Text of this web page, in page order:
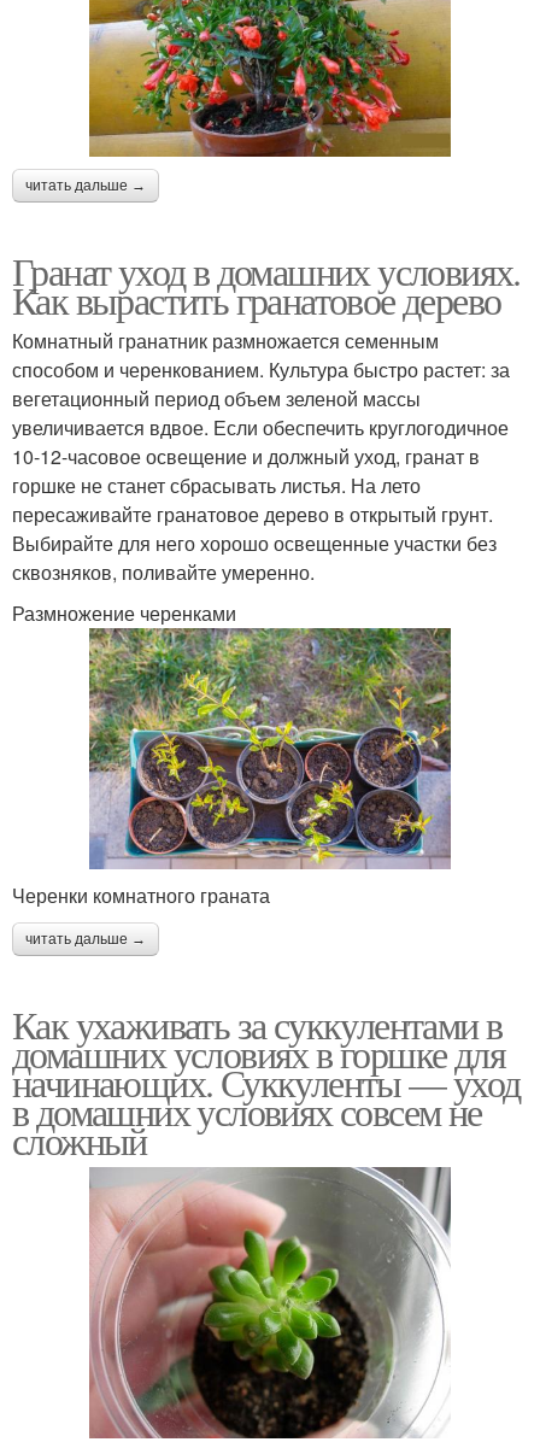
читать дальше →
Гранат уход в домашних условиях.
Как вырастить гранатовое дерево
Комнатный гранатник размножается семенным
способом и черенкованием. Культура быстро растет: за
вегетационный период объем зеленой массы
увеличивается вдвое. Если обеспечить круглогодичное
10-12-часовое освещение и должный уход, гранат в
горшке не станет сбрасывать листья. На лето
пересаживайте гранатовое дерево в открытый грунт.
Выбирайте для него хорошо освещенные участки без
сквозняков, поливайте умеренно.
Размножение черенками
Черенки комнатного граната
читать дальше →
Как ухаживать за суккулентами в
домашних условиях в горшке для
начинающих. Суккуленты — уход
в домашних условиях совсем не
сложный